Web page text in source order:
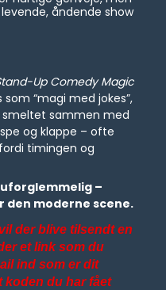
åndende show
Up Comedy Magic
“magi med jokes”,
sammen med
og klappe – ofte
timingen og
–
den moderne scene.
der blive tilsendt en
et link som du
ind som er dit
koden du har fået